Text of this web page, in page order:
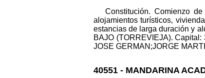
Constitución. Comienzo
alojamientos turísticos,
estancias de larga duración y
BAJO (TORREVIEJA).
JOSE GERMAN;JORGE
40551 - MANDARINA